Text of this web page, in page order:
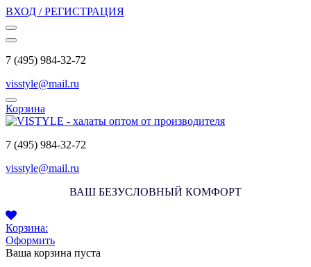
ВХОД / РЕГИСТРАЦИЯ
7 (495) 984-32-72
visstyle@mail.ru
Корзина
7 (495) 984-32-72
visstyle@mail.ru
ВАШ БЕЗУСЛОВНЫЙ КОМФОРТ
Корзина:
Оформить
Ваша корзина пуста